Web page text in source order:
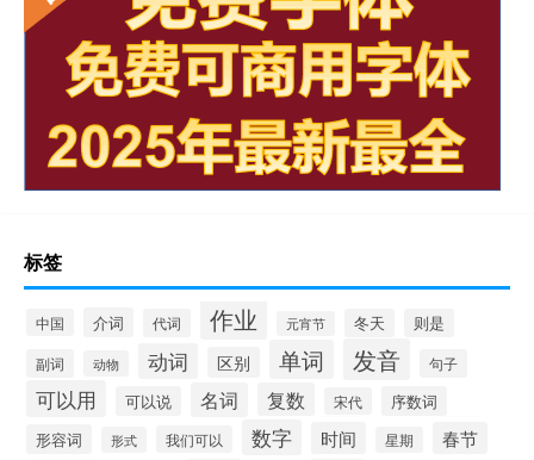
标签
中国 介词 代词 作业 元宵节 冬天
则是
副词
动物 动词 区别 单词 发音 句子
可以用 可以说 名词 复数 宋代
序数词
形容词
形式 我们可以 数字 时间 星期 春节